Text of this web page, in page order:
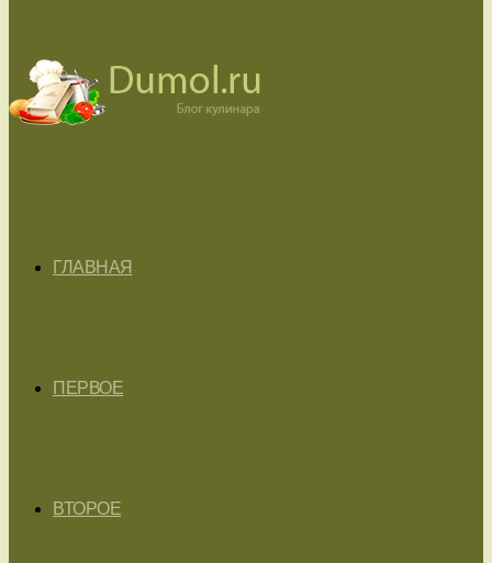
ГЛАВНАЯ
ПЕРВОЕ
ВТОРОЕ